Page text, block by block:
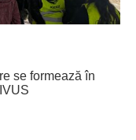
se formează în